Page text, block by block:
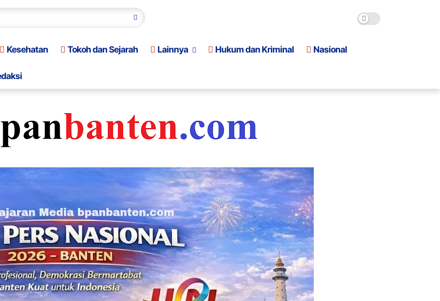
Kesehatan Tokoh dan Sejarah Lainnya Hukum dan Kriminal Nasional